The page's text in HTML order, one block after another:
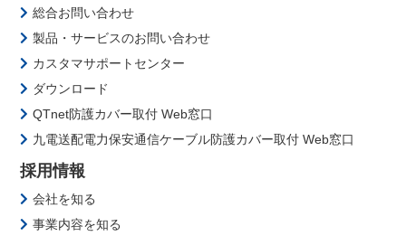
総合お問い合わせ
製品・サービスのお問い合わせ
カスタマサポートセンター
ダウンロード
QTnet防護カバー取付 Web窓口
九電送配電力保安通信ケーブル防護カバー取付 Web窓口
採用情報
会社を知る
事業内容を知る